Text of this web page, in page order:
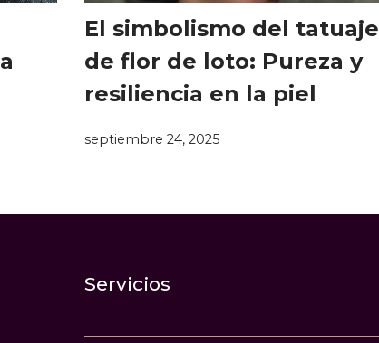
El simbolismo del tatuaje
de flor de loto: Pureza y
resiliencia en la piel
septiembre 24, 2025
Servicios